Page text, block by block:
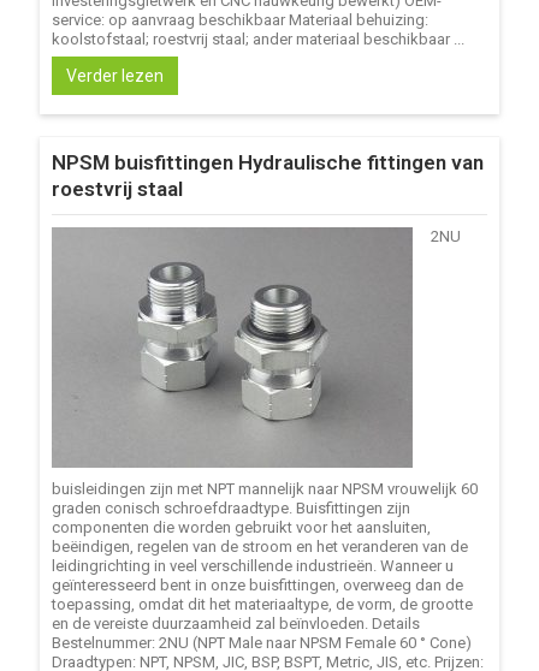
service: op aanvraag beschikbaar Materiaal behuizing:
koolstofstaal; roestvrij staal; ander materiaal beschikbaar ...
Verder lezen
NPSM buisfittingen Hydraulische fittingen van
roestvrij staal
2NU
buisleidingen zijn met NPT mannelijk naar NPSM vrouwelijk 60
graden conisch schroefdraadtype. Buisfittingen zijn
componenten die worden gebruikt voor het aansluiten,
beëindigen, regelen van de stroom en het veranderen van de
leidingrichting in veel verschillende industrieën. Wanneer u
geïnteresseerd bent in onze buisfittingen, overweeg dan de
toepassing, omdat dit het materiaaltype, de vorm, de grootte
en de vereiste duurzaamheid zal beïnvloeden. Details
Bestelnummer: 2NU (NPT Male naar NPSM Female 60 ° Cone)
Draadtypen: NPT, NPSM, JIC, BSP, BSPT, Metric, JIS, etc. Prijzen: